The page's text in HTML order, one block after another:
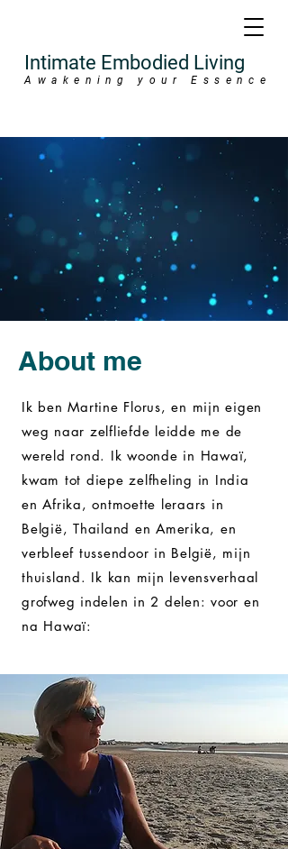
Intimate Embodied Living
Awakening your Essence
About me
Ik ben Martine Florus, en mijn eigen
weg naar zelfliefde leidde me de
wereld rond. Ik woonde in Hawaï,
kwam tot diepe zelfheling in India
en Afrika, ontmoette leraars in
België, Thailand en Amerika, en
verbleef tussendoor in België, mijn
thuisland. Ik kan mijn levensverhaal
grofweg indelen in 2 delen: voor en
na Hawaï: